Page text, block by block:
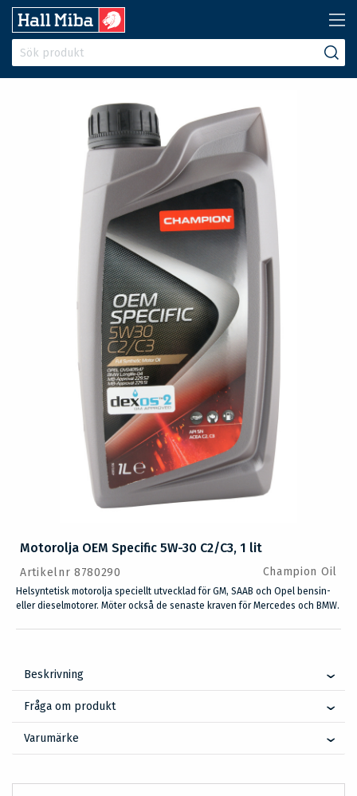
Motorolja OEM Specific 5W-30 C2/C3, 1 lit
Artikelnr 8780290 Champion Oil
Helsyntetisk motorolja speciellt utvecklad för GM, SAAB och Opel bensin-
eller dieselmotorer. Möter också de senaste kraven för Mercedes och BMW.
Beskrivning
Fråga om produkt
Varumärke